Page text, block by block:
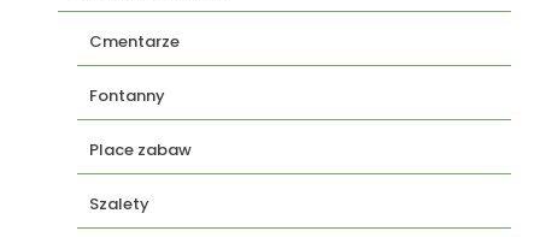
Cmentarze
Fontanny
Place zabaw
Szalety